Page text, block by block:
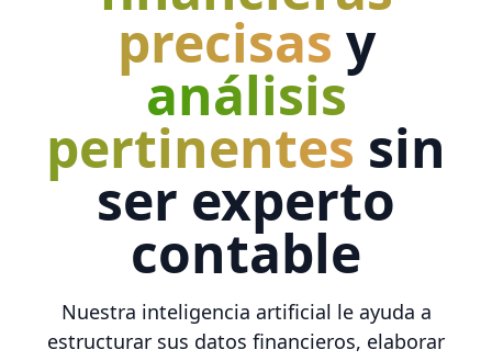
precisas y
análisis
pertinentes sin
ser experto
contable
Nuestra inteligencia artificial le ayuda a
estructurar sus datos financieros, elaborar